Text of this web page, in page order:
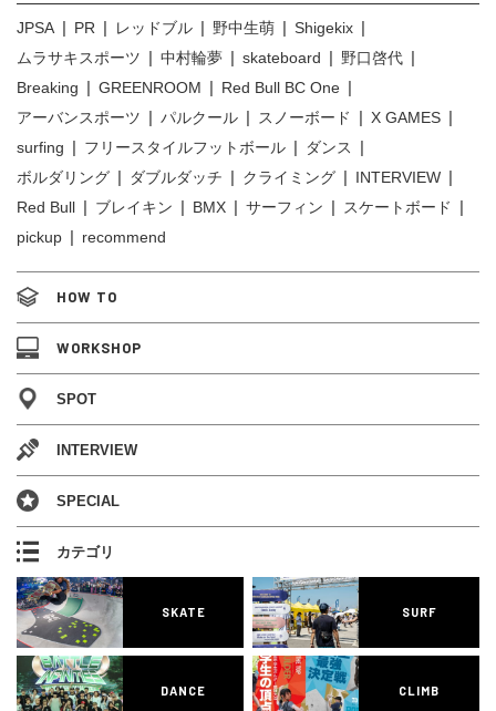
JPSA PR レッドブル 野中生萌
Shigekix
ムラサキスポーツ
中村輪夢 skateboard
野口啓代
Breaking
GREENROOM
Red Bull BC One
アーバンスポーツ
パルクール スノーボード
X GAMES
surfing
フリースタイルフットボール
ダンス
ボルダリング
ダブルダッチ クライミング
INTERVIEW
Red Bull
ブレイキン BMX サーフィン
スケートボード
pickup
recommend
HOW TO
WORKSHOP
SPOT
INTERVIEW
SPECIAL
カテゴリ
SKATE SURF
DANCE CLIMB